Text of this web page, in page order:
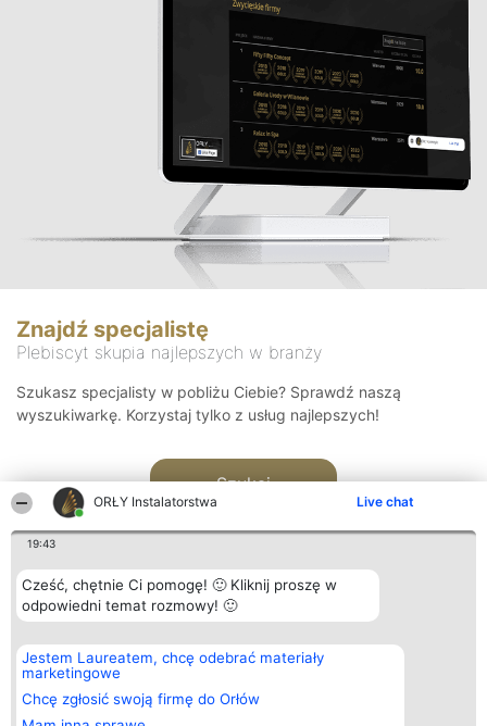
ORŁY Instalatorstwa Live chat
19:43
Cześć, chętnie Ci pomogę! 🙂 Kliknij proszę w
odpowiedni temat rozmowy! 🙂
Jestem Laureatem, chcę odebrać materiały
marketingowe
Chcę zgłosić swoją firmę do Orłów
Znajdź specjalistę
Plebiscyt skupia najlepszych w branży
Szukasz specjalisty w pobliżu Ciebie? Sprawdź naszą
wyszukiwarkę. Korzystaj tylko z usług najlepszych!
Szukaj
Organizator plebiscytu
Bright Side Solutions sp. z o.
o. sp. k.
ul. Ruska 22
Wrocław 50-079
Plebiscyt
Laureaci
wszystkich
Laureatów
Kontakt
Kontakt